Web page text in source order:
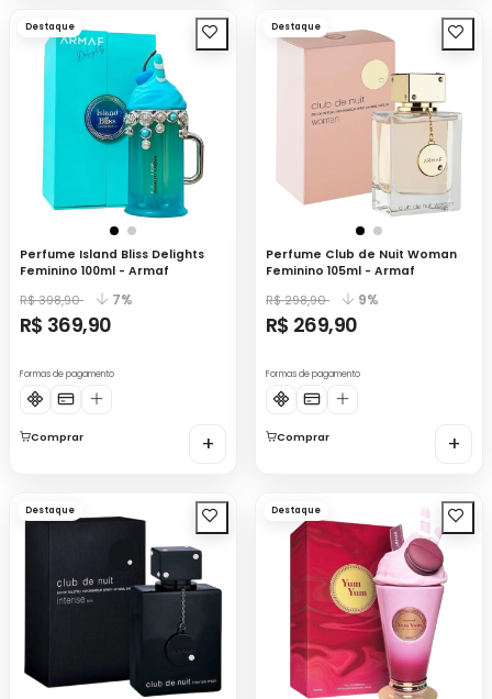
Destaque
Perfume Island Bliss Delights
Feminino 100ml - Armaf
R$ 398,90 7%
R$ 369,90
Formas de pagamento
Comprar +
Destaque
Perfume Club de Nuit Woman
Feminino 105ml - Armaf
R$ 298,90 9%
R$ 269,90
Formas de pagamento
Comprar +
Destaque Destaque